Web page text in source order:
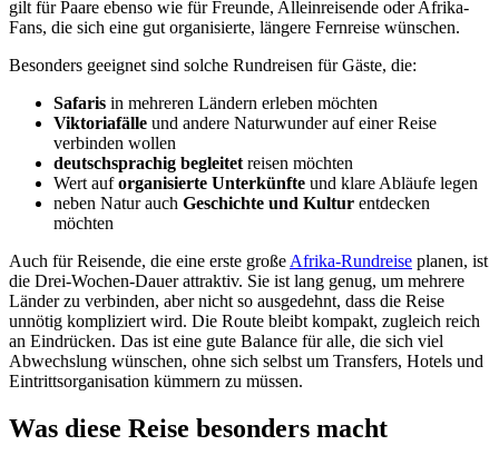
gilt für Paare ebenso wie für Freunde, Alleinreisende oder Afrika-
Fans, die sich eine gut organisierte, längere Fernreise wünschen.
Besonders geeignet sind solche Rundreisen für Gäste, die:
Safaris in mehreren Ländern erleben möchten
Viktoriafälle und andere Naturwunder auf einer Reise
verbinden wollen
deutschsprachig begleitet reisen möchten
Wert auforganisierte Unterkünfte und klare Abläufe legen
neben Natur auch Geschichte und Kultur entdecken
möchten
Auch für Reisende, die eine erste große Afrika-Rundreise planen, ist
die Drei-Wochen-Dauer attraktiv. Sie ist lang genug, um mehrere
Länder zu verbinden, aber nicht so ausgedehnt, dass die Reise
unnötig kompliziert wird. Die Route bleibt kompakt, zugleich reich
an Eindrücken. Das ist eine gute Balance für alle, die sich viel
Abwechslung wünschen, ohne sich selbst um Transfers, Hotels und
Eintrittsorganisation kümmern zu müssen.
Was diese Reise besonders macht